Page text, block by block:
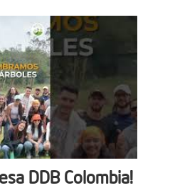
DDB Colombia!